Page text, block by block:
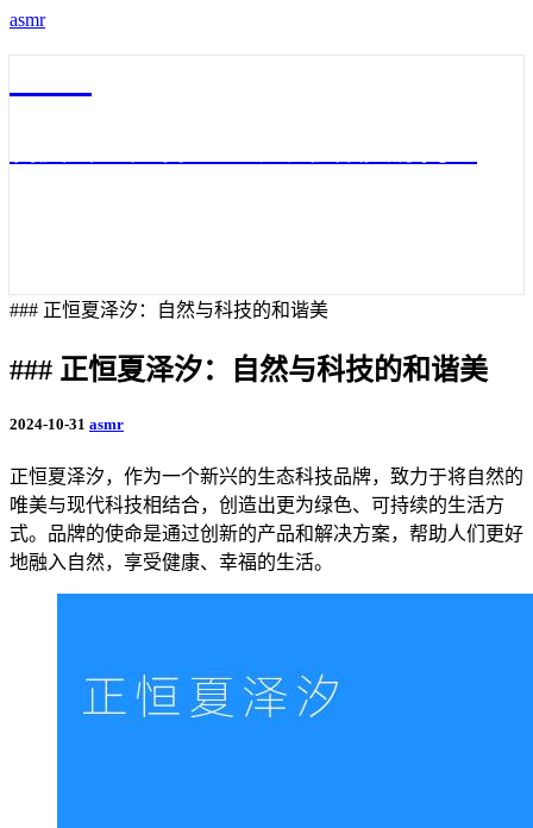
asmr
### 正恒夏泽汐：自然与科技的和谐美
### 正恒夏泽汐：自然与科技的和谐美
2024-10-31 asmr
正恒夏泽汐，作为一个新兴的生态科技品牌，致力于将自然的
唯美与现代科技相结合，创造出更为绿色、可持续的生活方
式。品牌的使命是通过创新的产品和解决方案，帮助人们更好
地融入自然，享受健康、幸福的生活。